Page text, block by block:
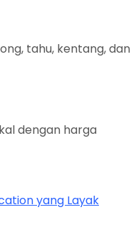
tahu, kentang, dan
dengan harga
yang Layak